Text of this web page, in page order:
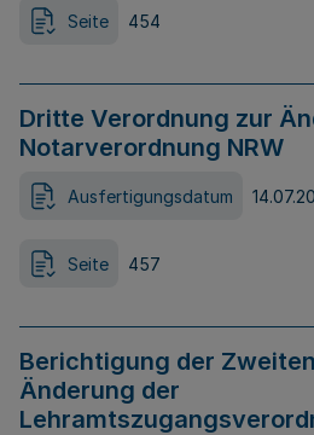
Seite 454
Dritte Verordnung zur
Notarverordnung NRW
Ausfertigungsdatum
Seite 457
Berichtigung der
Änderung der